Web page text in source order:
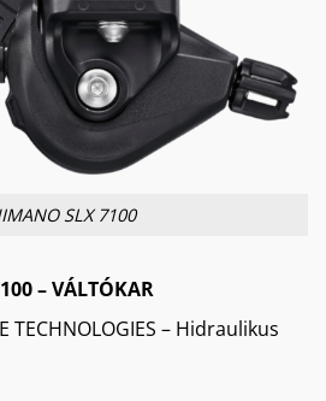
SLX 7100
– VÁLTÓKAR
TECHNOLOGIES – Hidraulikus